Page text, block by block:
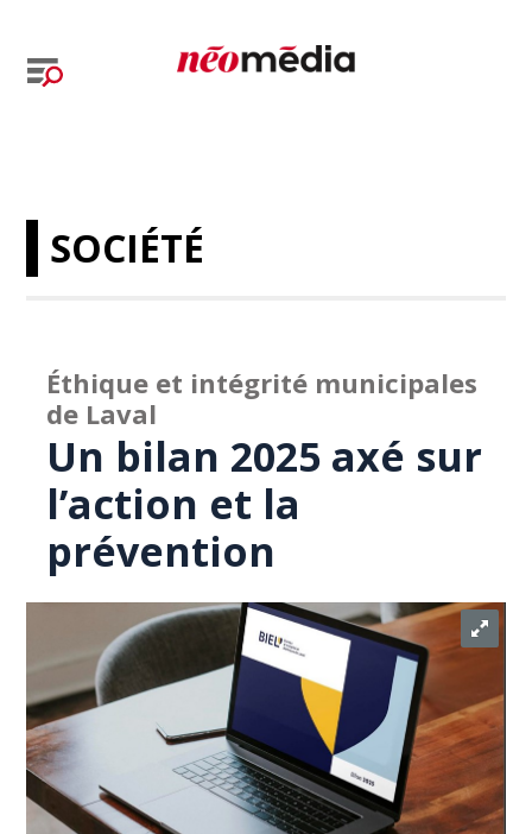
SOCIÉTÉ
Éthique et intégrité municipales
de Laval
Un bilan 2025 axé sur
l’action et la
prévention